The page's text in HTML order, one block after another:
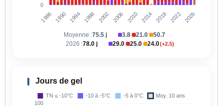
Moyenne :75.5 j 3.8| 21.0|
50.7
2026 :78.0 j 29.0 25.0 24.0(+2.5)
Jours de gel